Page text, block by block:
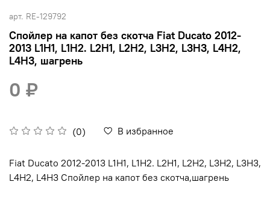
арт. RE-129792
Спойлер на капот без скотча Fiat Ducato 2012-
2013 L1H1, L1H2. L2H1, L2H2, L3H2, L3H3, L4H2,
L4H3, шагрень
(0) В избранное
0 ₽
Fiat Ducato 2012-2013 L1H1, L1H2. L2H1, L2H2, L3H2, L3H3,
L4H2, L4H3 Спойлер на капот без скотча,шагрень